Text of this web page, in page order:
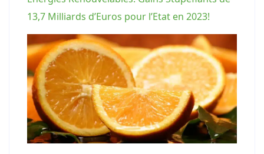
13,7 Milliards d’Euros pour l’Etat en 2023!